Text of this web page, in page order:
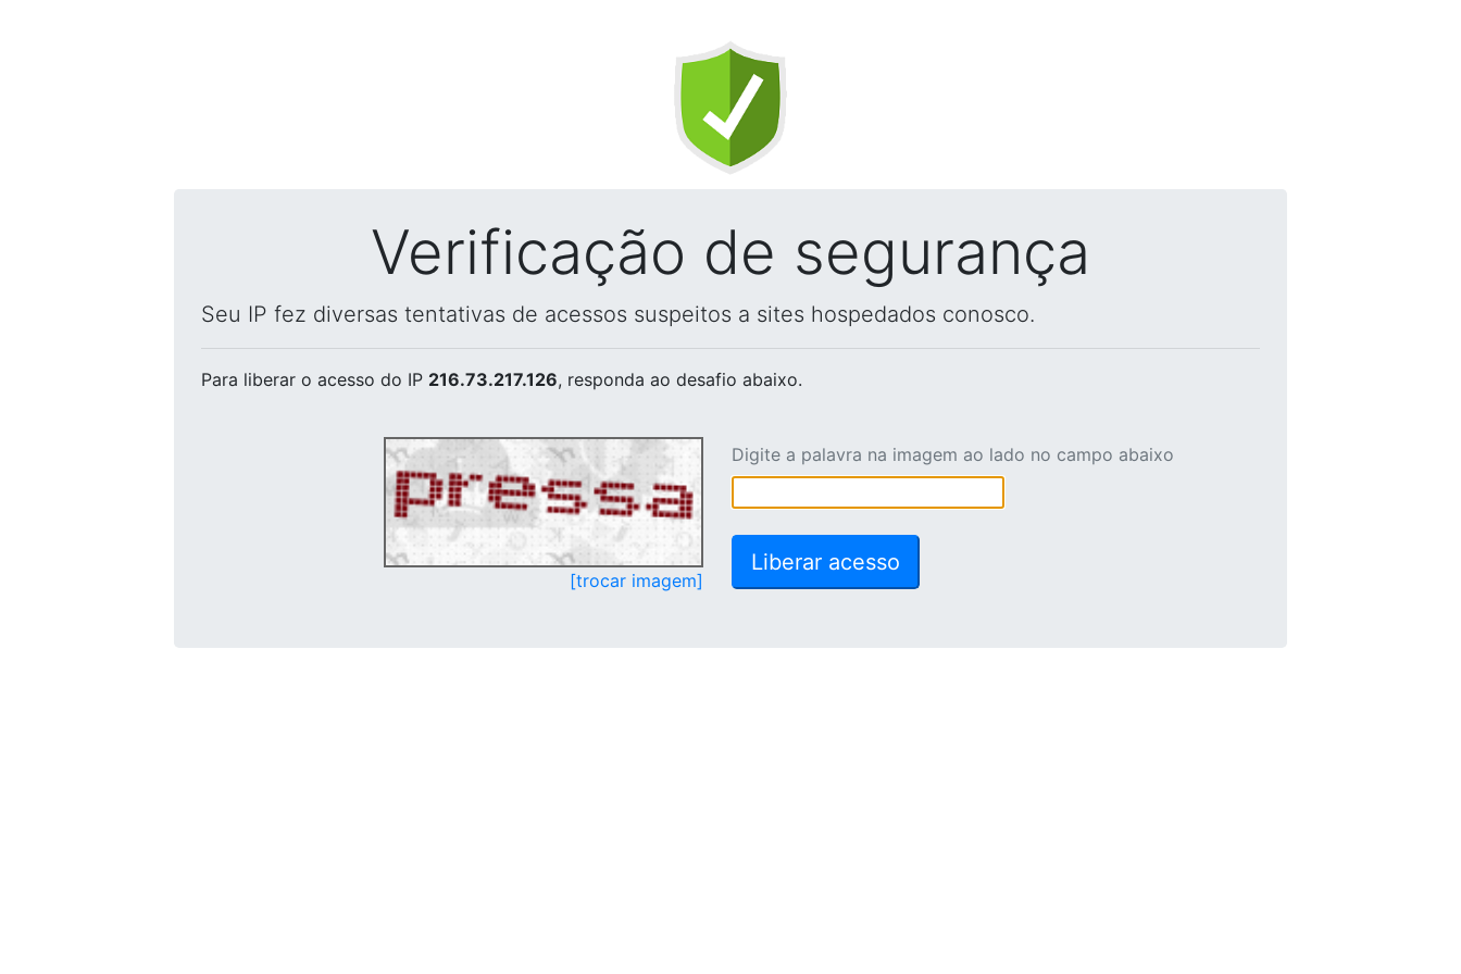
Verificação de segurança
Seu IP fez diversas tentativas de acessos suspeitos a sites hospedados conosco.
Para liberar o acesso do IP 216.73.217.126, responda ao desafio abaixo.
[trocar imagem]
Digite a palavra na imagem ao lado no campo abaixo